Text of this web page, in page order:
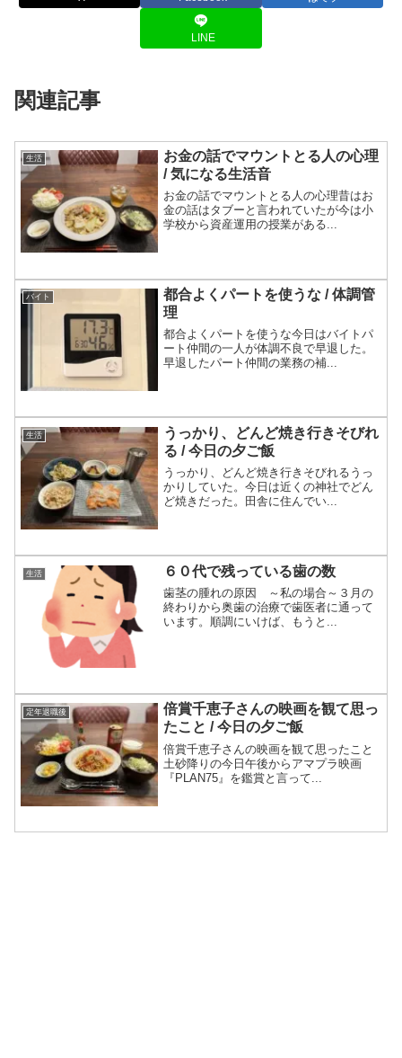
LINE
関連記事
生活
お金の話でマウントとる人の心理
/ 気になる生活音
お金の話でマウントとる人の心理昔はお
金の話はタブーと言われていたが今は小
学校から資産運用の授業がある...
バイト
都合よくパートを使うな / 体調管
理
都合よくパートを使うな今日はバイトパ
ート仲間の一人が体調不良で早退した。
早退したパート仲間の業務の補...
生活
うっかり、どんど焼き行きそびれ
る / 今日の夕ご飯
うっかり、どんど焼き行きそびれるうっ
かりしていた。今日は近くの神社でどん
ど焼きだった。田舎に住んでい...
生活 ６０代で残っている歯の数
歯茎の腫れの原因 ～私の場合～３月の
終わりから奥歯の治療で歯医者に通って
います。順調にいけば、もうと...
定年退職後
倍賞千恵子さんの映画を観て思っ
たこと / 今日の夕ご飯
倍賞千恵子さんの映画を観て思ったこと
土砂降りの今日午後からアマプラ映画
『PLAN75』を鑑賞と言って...